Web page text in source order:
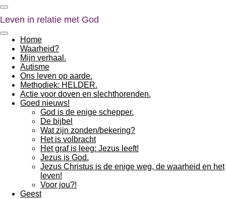
Ga
direct
de
hoofdinhoud
Leven in relatie met God
Home
Waarheid?
Mijn verhaal.
Autisme
Ons leven op aarde.
Methodiek: HELDER.
Actie voor doven en slechthorenden.
Goed nieuws!
God is de enige schepper.
De bijbel
Wat zijn zonden/bekering?
Het is volbracht
Het graf is leeg: Jezus leeft!
Jezus is God.
Jezus Christus is de enige weg, de waarheid en het
leven!
Voor jou?!
Geest